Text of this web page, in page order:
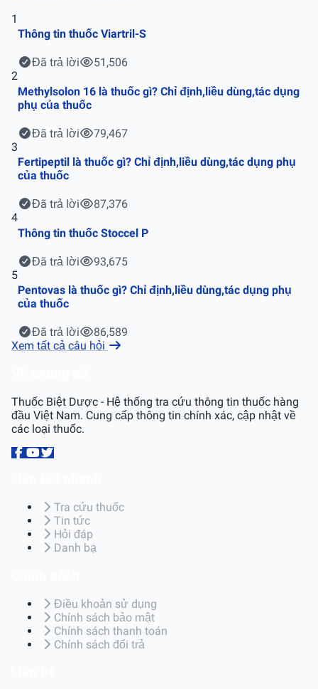
1
Thông tin thuốc Viartril-S
Đã trả lời
51,506
2
Methylsolon 16 là thuốc gì? Chỉ định,liều dùng,tác dụng
phụ của thuốc
Đã trả lời
79,467
3
Fertipeptil là thuốc gì? Chỉ định,liều dùng,tác dụng phụ
của thuốc
Đã trả lời
87,376
4
Thông tin thuốc Stoccel P
Đã trả lời
93,675
5
Pentovas là thuốc gì? Chỉ định,liều dùng,tác dụng phụ
của thuốc
Đã trả lời
86,589
Xem tất cả câu hỏi
Thuốc Biệt Dược - Hệ thống tra cứu thông tin thuốc hàng
đầu Việt Nam. Cung cấp thông tin chính xác, cập nhật về
các loại thuốc.
Tra cứu thuốc
Tin tức
Hỏi đáp
Danh bạ
Điều khoản sử dụng
Chính sách bảo mật
Chính sách thanh toán
Chính sách đổi trả